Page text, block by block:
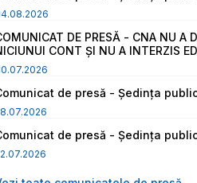
DE PRESĂ - CNA NU A
CONT ȘI NU A INTERZIS
de presă - Ședința
de presă - Ședința